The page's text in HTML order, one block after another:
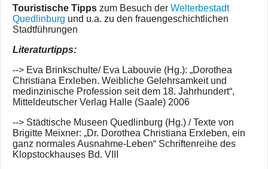
Touristische Tipps zum Besuch der Welterbestadt
Quedlinburg und u.a. zu den frauengeschichtlichen
Stadtführungen
Literaturtipps:
--> Eva Brinkschulte/ Eva Labouvie (Hg.): „Dorothea
Christiana Erxleben. Weibliche Gelehrsamkeit und
medinzinische Profession seit dem 18. Jahrhundert“,
Mitteldeutscher Verlag Halle (Saale) 2006
--> Städtische Museen Quedlinburg (Hg.) / Texte von
Brigitte Meixner: „Dr. Dorothea Christiana Erxleben, ein
ganz normales Ausnahme-Leben“ Schriftenreihe des
Klopstockhauses Bd. VIII